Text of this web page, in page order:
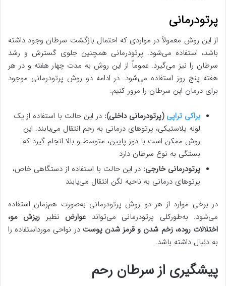
پرتودرمانی
از این روش معمولاً در مواردی که احتمال بازگشت سرطان وجود داشته
باشد، استفاده می‌شود. پرتودرمانی همچنین جلوی گسترش و رشد
سرطان را نیز می‌گیرد. عموماً از این روش به مدت چهار هفته و در هر
هفته پنج روز استفاده می‌شود. در ادامه دو روش پرتودرمانی موجود
برای درمان این سرطان را مرور کنیم:
براکی تراپی (پرتودرمانی داخلی): در این حالت با استفاده از یک
لوله پلاستیکی، پرتوهای درمانی به رحم انتقال می‌یابند. این
روش ممکن است با دوز پایین، متوسط و بالا انجام گیرد که
بستگی به نوع سرطان دارد
پرتودرمانی خارجی: در این حالت با استفاده از دستگاهی خاص،
پرتوهای درمانی به ناحیه لگن انتقال می‌یابند
در برخی موارد از هر دو روش پرتودرمانی به‌صورت هم‌زمان استفاده
می‌شود. به‌طورکلی پرتودرمانی می‌تواند عوارض نظیر ریزش مو،
اختلالات روده، زخم شدن و قرمز شدن پوست در نواحی مورداستفاده را
به دنبال داشته باشد.
پیشگیری از سرطان رحم